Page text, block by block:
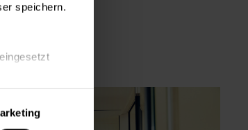
speichern.
der
aller Cookies